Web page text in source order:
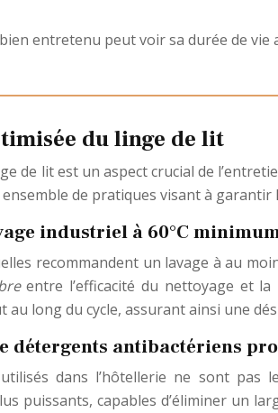
entretenu peut voir sa durée de
du linge de lit
de lit est un aspect crucial de
de pratiques visant à
industriel à 60°C
recommandent un lavage à au
entre l’efficacité du nettoyage et
long du cycle, assurant ainsi une
détergents antibactériens
dans l’hôtellerie ne sont pas
puissants, capables d’éliminer un